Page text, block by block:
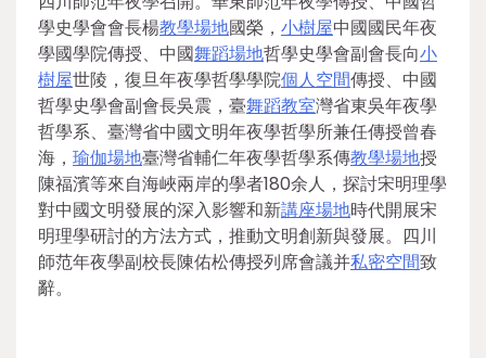
學史學會會長楊教學場地國榮， 小樹屋中國國民年夜
學國學院傳授、中國舞蹈場地哲學史學會副會長向小
樹屋世陵，復旦年夜學哲學學院個人空間傳授、中國
哲學史學會副會長吳震，臺舞蹈教室灣省東吳年夜學
哲學系、臺灣省中國文明年夜學哲學所兼任傳授曾春
海， 瑜伽場地臺灣省輔仁年夜學哲學系傳教學場地授
陳福濱等來自海峽兩岸的學者180余人，探討宋明理學
對中國文明發展的深入影響和新講座場地時代開展宋
明理學研討的方法方式，推動文明創新與發展。四川
師范年夜學副校長陳佑松傳授列席會議并私密空間致
辭。